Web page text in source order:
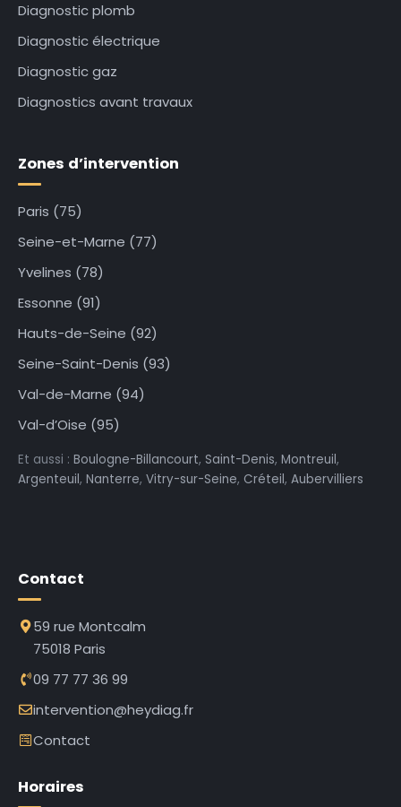
Diagnostic plomb
Diagnostic électrique
Diagnostic gaz
Diagnostics avant travaux
Zones d’intervention
Paris (75)
Seine-et-Marne (77)
Yvelines (78)
Essonne (91)
Hauts-de-Seine (92)
Seine-Saint-Denis (93)
Val-de-Marne (94)
Val-d’Oise (95)
Et aussi : Boulogne-Billancourt, Saint-Denis, Montreuil,
Argenteuil, Nanterre, Vitry-sur-Seine, Créteil, Aubervilliers
Contact
59 rue Montcalm
75018 Paris
09 77 77 36 99
intervention@heydiag.fr
Contact
Horaires